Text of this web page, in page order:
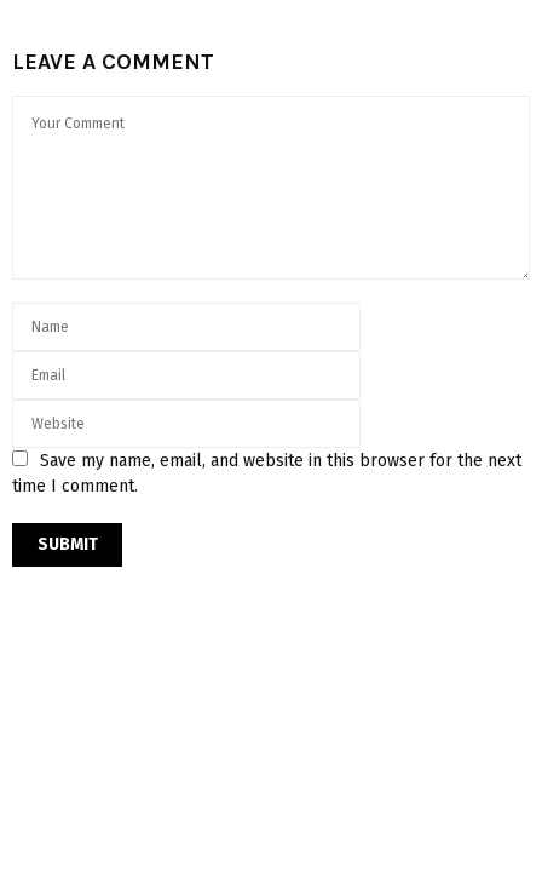
LEAVE A COMMENT
Save my name, email, and website in this browser for the next
time I comment.